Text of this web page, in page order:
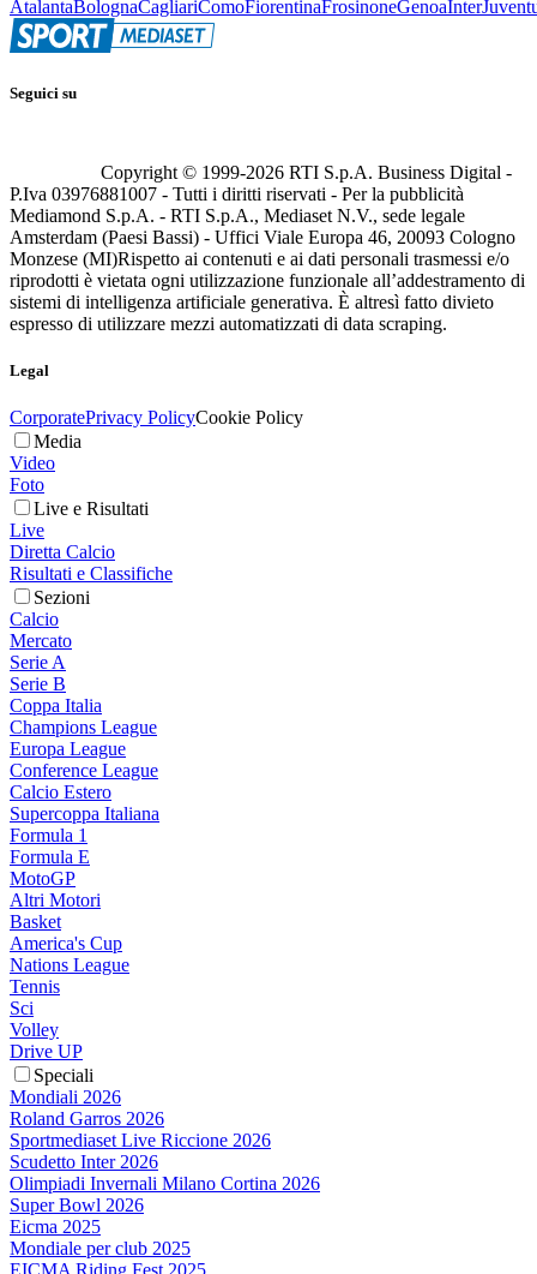
AtalantaBolognaCagliariComoFiorentinaFrosinoneGenoaInter
Seguici su
Copyright © 1999-2026 RTI S.p.A. Business Digital -
P.Iva 03976881007 - Tutti i diritti riservati - Per la pubblicità
Mediamond S.p.A. - RTI S.p.A., Mediaset N.V., sede legale
Amsterdam (Paesi Bassi) - Uffici Viale Europa 46, 20093 Cologno
Monzese (MI)Rispetto ai contenuti e ai dati personali trasmessi e/o
riprodotti è vietata ogni utilizzazione funzionale all’addestramento di
sistemi di intelligenza artificiale generativa. È altresì fatto divieto
espresso di utilizzare mezzi automatizzati di data scraping.
Legal
CorporatePrivacy PolicyCookie Policy
Media
Video
Foto
Live e Risultati
Live
Diretta Calcio
Risultati e Classifiche
Sezioni
Calcio
Mercato
Serie A
Serie B
Coppa Italia
Champions League
Europa League
Conference League
Calcio Estero
Supercoppa Italiana
Formula 1
Formula E
MotoGP
Altri Motori
Basket
America's Cup
Nations League
Tennis
Sci
Volley
Drive UP
Speciali
Mondiali 2026
Roland Garros 2026
Sportmediaset Live Riccione 2026
Scudetto Inter 2026
Olimpiadi Invernali Milano Cortina 2026
Super Bowl 2026
Eicma 2025
Mondiale per club 2025